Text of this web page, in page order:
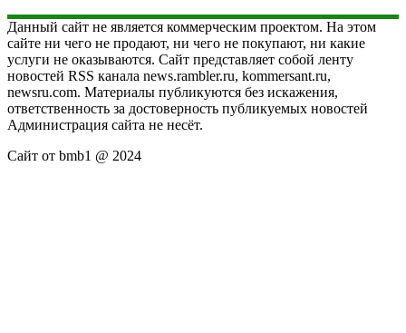
Данный сайт не является коммерческим проектом. На этом
сайте ни чего не продают, ни чего не покупают, ни какие
услуги не оказываются. Сайт представляет собой ленту
новостей RSS канала news.rambler.ru, kommersant.ru,
newsru.com. Материалы публикуются без искажения,
ответственность за достоверность публикуемых новостей
Администрация сайта не несёт.
Сайт от bmb1 @ 2024